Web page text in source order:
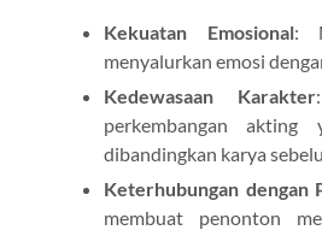
Kekuatan Emosional:
menyalurkan emosi
Kedewasaan Karakter
perkembangan akting
dibandingkan karya
Keterhubungan dengan
membuat penonton